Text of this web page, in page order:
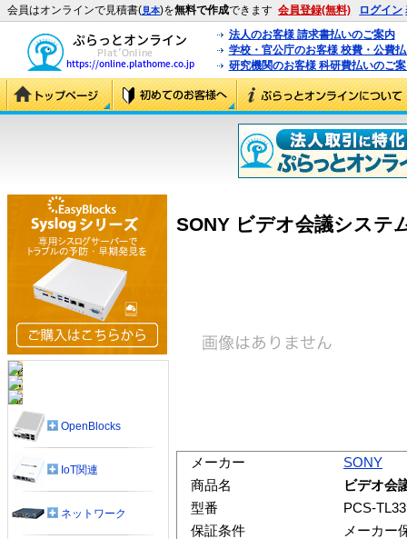
会員はオンラインで見積書(見本)を無料で作成できます 会員登録(無料) ログイン
法人のお客様 請求書払いのご案内
学校・官公庁のお客様 校費・公費
研究機関のお客様 科研費払いのご
SONY ビデオ会議システ
メーカー
SONY
商品名
ビデオ会
型番
PCS-TL33
保証条件
メーカー
OpenBlocks
IoT関連
ネットワーク